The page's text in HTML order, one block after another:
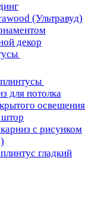
(Ультравуд)
декор
для потолка
освещения
с рисунком
гладкий